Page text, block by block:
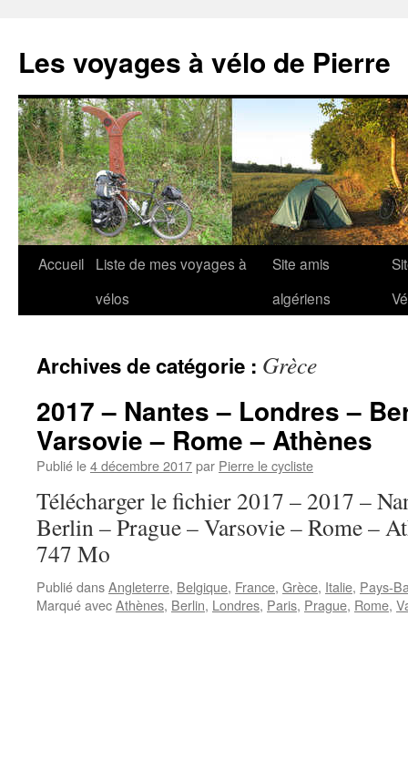
contenu
Les voyages à vélo de Pierre
Accueil
Liste de mes voyages à
vélos
Site amis
algériens
Archives de catégorie : Grèce
2017 – Nantes – Londres –
Varsovie – Rome – Athènes
Publié le4 décembre 2017par Pierre le cycliste
Télécharger le fichier 2017 – 2017 –
Berlin – Prague – Varsovie – Rome –
747 Mo
Publié dansAngleterre, Belgique, France, Grèce, Italie, Pays-
Marqué avecAthènes, Berlin, Londres, Paris, Prague, Rome,